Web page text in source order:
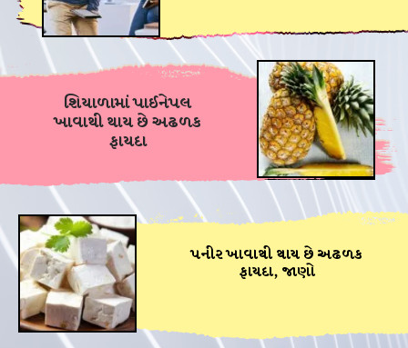
થોડી જ સેકન્ડનો એ સીન,
આમિર-કરિશ્માએ લીધા
હતા 47 રિટેક
શિયાળામાં પાઈનેપલ
ખાવાથી થાય છે અઢળક
ફાયદા
પનીર ખાવાથી થાય છે અઢળક
ફાયદા, જાણો